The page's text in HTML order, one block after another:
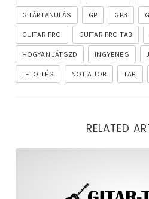
GITÁRTANULÁS GP GP3
GUITAR PRO GUITAR PRO TAB
HOGYAN JÁTSZD INGYENES
LETÖLTÉS NOT A JOB TAB
RELATED